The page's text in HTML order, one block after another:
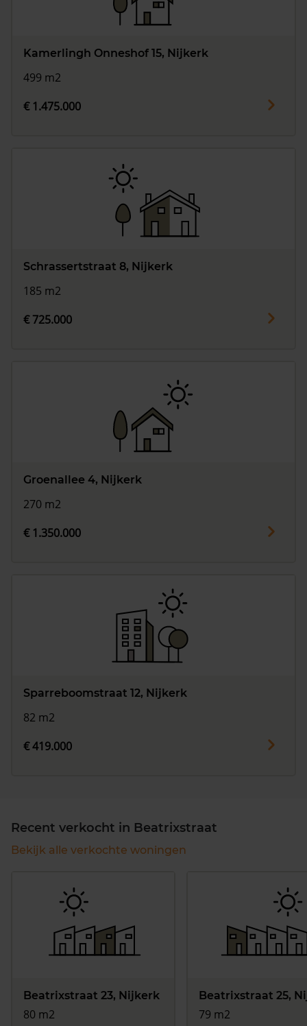
Kamerlingh Onneshof 15, Nijkerk
499 m2
€ 1.475.000
Schrassertstraat 8, Nijkerk
185 m2
€ 725.000
Groenallee 4, Nijkerk
270 m2
€ 1.350.000
Sparreboomstraat 12, Nijkerk
82 m2
€ 419.000
Recent verkocht in Beatrixstraat
Bekijk alle verkochte woningen
Beatrixstraat 23, Nijkerk
80 m2
Beatrixstraat 25,
79 m2